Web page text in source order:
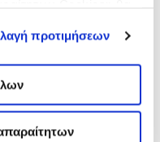
για τηνΠολιτική
τύπους Cookies
και τροποποίησε
σου.
προτιμήσεων